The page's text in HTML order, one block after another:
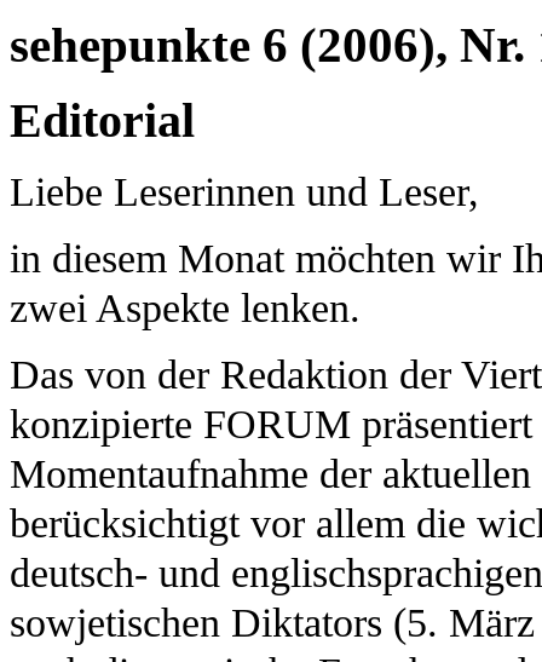
sehepunkte 6 (2006), Nr.
Editorial
Liebe Leserinnen und Leser,
in diesem Monat möchten wir
zwei Aspekte lenken.
Das von der Redaktion der
konzipierte FORUM präsentiert
Momentaufnahme der
berücksichtigt vor allem die
deutsch- und
sowjetischen Diktators (5.